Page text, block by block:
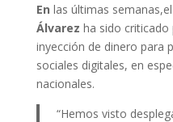
En las últimas
Álvarez ha sido criticado
inyección de dinero para
sociales digitales, en
nacionales.
“Hemos visto